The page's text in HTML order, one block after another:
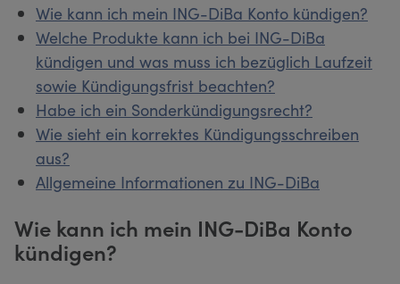
Wie kann ich mein ING-DiBa Konto kündigen?
Welche Produkte kann ich bei ING-DiBa
kündigen und was muss ich bezüglich Laufzeit
sowie Kündigungsfrist beachten?
Habe ich ein Sonderkündigungsrecht?
Wie sieht ein korrektes Kündigungsschreiben
aus?
Allgemeine Informationen zu ING-DiBa
Wie kann ich mein ING-DiBa Konto
kündigen?